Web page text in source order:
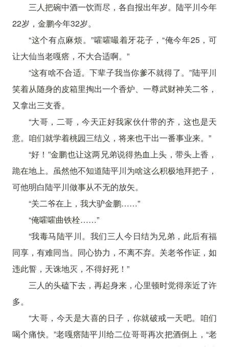
三人把碗中酒一饮而尽，各自报出年岁。陆平川今年
22岁，金鹏今年32岁。
“这个有点麻烦。”嚯嚯嘬着牙花子，“俺今年25，可
让大仙当老嘎瘩，不大合适啊。”
“这有啥不合适。下辈子我当你爹不就得了。”陆平川
笑着从随身的皮箱里掏出一个香炉、一尊武财神关二爷，
又拿出三支香。
“大哥，二哥，今天正好我家伙什带的齐，这也是天
意。咱们就学着桃园三结义，将来也干出一番事业来。”
“好！”金鹏也让这两兄弟说得热血上头，带头上香，
跪在地上。虽然他不知道陆平川为啥这么积极地拜把子，
可他明白陆平川做事从不无的放矢。
“关二爷在上，我大驴金鹏……”
“俺嚯嚯曲铁栓……”
“我毒马陆平川。我们三人今日结为兄弟，此后有福
同享，有难同当。同心协力，不离不弃。关老爷作证，如
违此誓，天诛地灭，不得好死！”
三人的头磕下去，再起身来，心里顿时觉得亲近了许
多。
“大哥，今天是大喜的日子，你就破戒一天吧。咱们
喝个痛快。”老嘎瘩陆平川给二位哥哥再次把酒倒上，“老